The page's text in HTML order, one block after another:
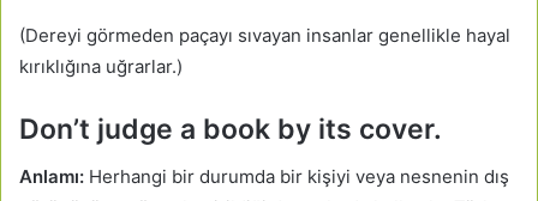
(Dereyi görmeden paçayı sıvayan insanlar genellikle hayal
kırıklığına uğrarlar.)
Don’t judge a book by its cover.
Anlamı: Herhangi bir durumda bir kişiyi veya nesnenin dış